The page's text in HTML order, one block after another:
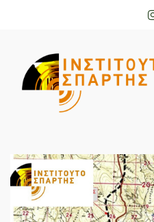
ΑΡΧΙΚΗ
ΤΟ ΙΝΣΤΙΤΟΎΤΟ